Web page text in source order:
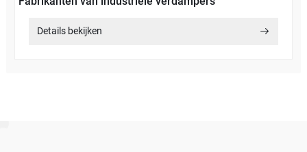
Details bekijken